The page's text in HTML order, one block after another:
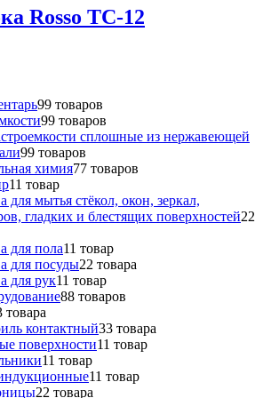
Rosso TС-12
99 товаров
99 товаров
сплошные из нержавеющей
99 товаров
химия77 товаров
11 товар
для мытья стёкол, окон, зеркал,
гладких и блестящих поверхностей22
для пола11 товар
для посуды22 товара
для рук11 товар
88 товаров
товара
контактный33 товара
поверхности11 товар
11 товар
11 товар
22 товара